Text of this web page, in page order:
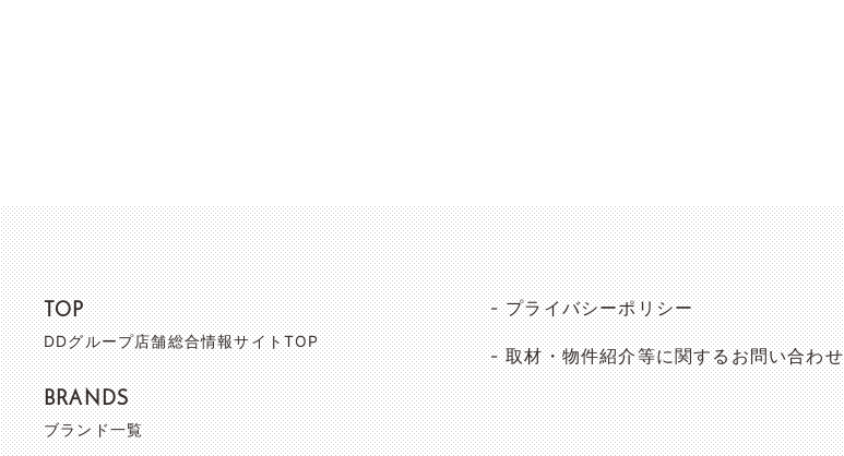
TOP
DDグループ店舗総合情報サイトTOP
BRANDS
ブランド一覧
プライバシーポリシー
取材・物件紹介等に関するお問い合わせ